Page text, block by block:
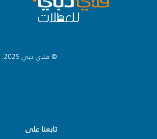
© فلاي دبي 2025. جميع الحقوق محفوظة.
تابعنا على